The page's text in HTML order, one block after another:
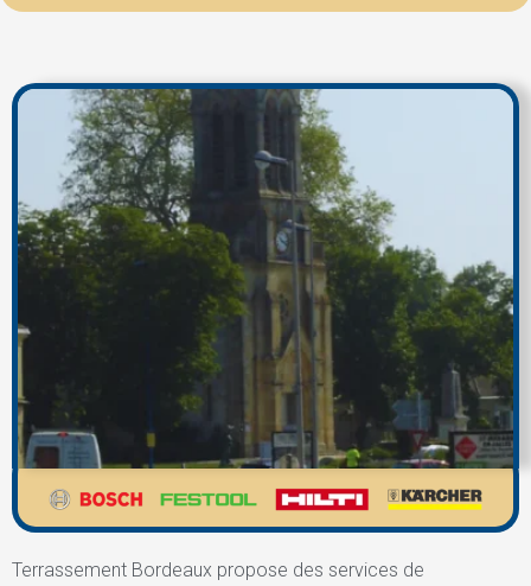
Terrassement Bordeaux propose des services de